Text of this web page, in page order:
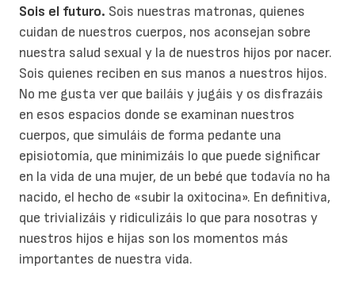
Sois el futuro. Sois nuestras matronas, quienes
cuidan de nuestros cuerpos, nos aconsejan sobre
nuestra salud sexual y la de nuestros hijos por nacer.
Sois quienes reciben en sus manos a nuestros hijos.
No me gusta ver que bailáis y jugáis y os disfrazáis
en esos espacios donde se examinan nuestros
cuerpos, que simuláis de forma pedante una
episiotomía, que minimizáis lo que puede significar
en la vida de una mujer, de un bebé que todavía no ha
nacido, el hecho de «subir la oxitocina». En definitiva,
que trivializáis y ridiculizáis lo que para nosotras y
nuestros hijos e hijas son los momentos más
importantes de nuestra vida.